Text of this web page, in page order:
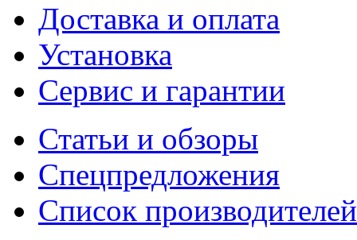
Доставка и оплата
Установка
Сервис и гарантии
Статьи и обзоры
Спецпредложения
Список производителей